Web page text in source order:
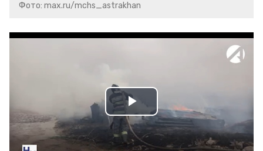
Фото: max.ru/mchs_astrakhan
Play
Video